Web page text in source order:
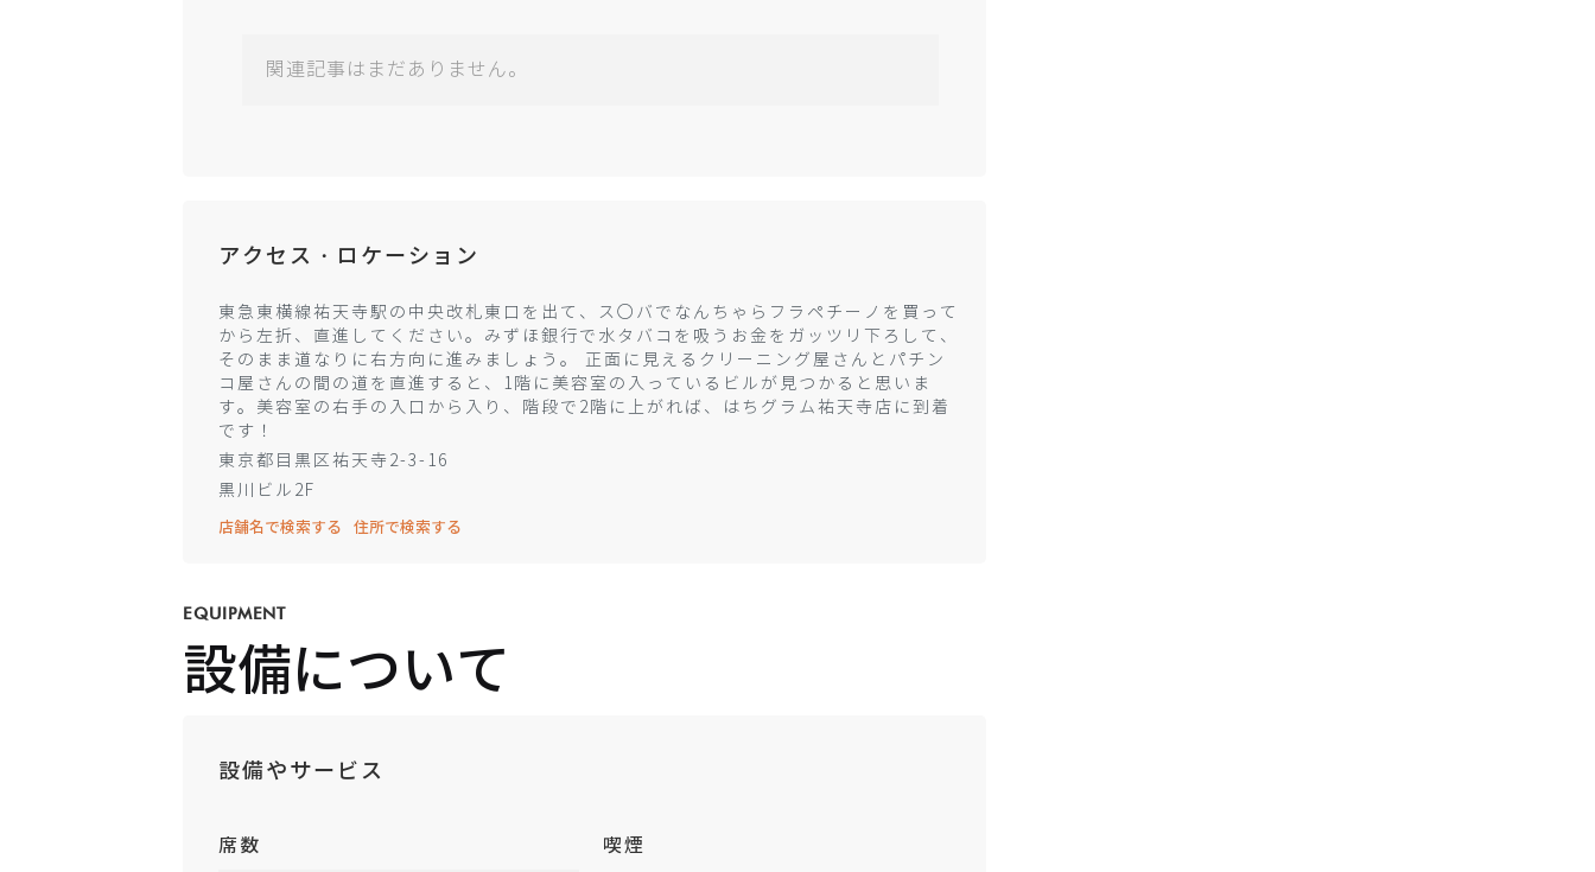
関連記事はまだありません。
アクセス・ロケーション
東急東横線祐天寺駅の中央改札東口を出て、ス○バでなんちゃらフラペチーノを買って
から左折、直進してください。みずほ銀行で水タバコを吸うお金をガッツリ下ろして、
そのまま道なりに右方向に進みましょう。 正面に見えるクリーニング屋さんとパチン
コ屋さんの間の道を直進すると、1階に美容室の入っているビルが見つかると思いま
す。美容室の右手の入口から入り、階段で2階に上がれば、はちグラム祐天寺店に到着
です！
東京都目黒区祐天寺2-3-16
黒川ビル2F
店舗名で検索する
住所で検索する
EQUIPMENT
設備について
設備やサービス
席数 喫煙